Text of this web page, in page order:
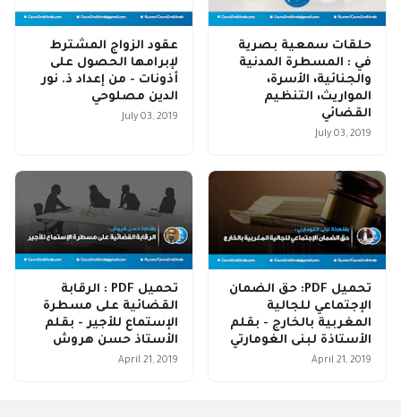
حلقات سمعية بصرية
في : المسطرة المدنية
والجنائية، الأسرة،
المواريث، التنظيم
القضائي
July 03, 2019
عقود الزواج المشترط
لإبرامها الحصول على
أذونات - من إعداد ذ. نور
الدين مصلوحي
July 03, 2019
تحميل PDF: حق الضمان
الإجتماعي للجالية
المغربية بالخارج - بقلم
الأستاذة لبنى الغومارتي
April 21, 2019
تحميل PDF : الرقابة
القضائية على مسطرة
الإستماع للأجير - بقلم
الأستاذ حسن هروش
April 21, 2019